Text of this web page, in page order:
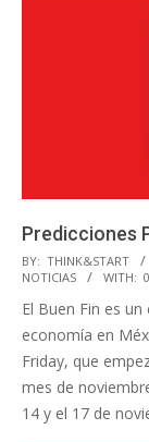
Predicciones
2014-
11-
12
BY: THINK&START
NOTICIAS
WITH:
El Buen Fin es
economía en
Friday, que
mes de
14 y el 17 de